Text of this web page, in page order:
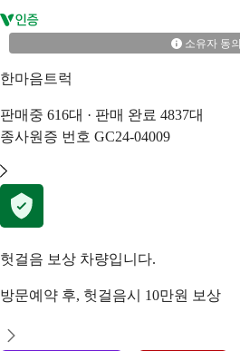
소유자 동의
한마음트럭
판매중 616대 · 판매 완료 4837대
종사원증 번호 GC24-04009
헛걸음 보상 차량입니다.
방문예약 후, 헛걸음시 10만원 보상